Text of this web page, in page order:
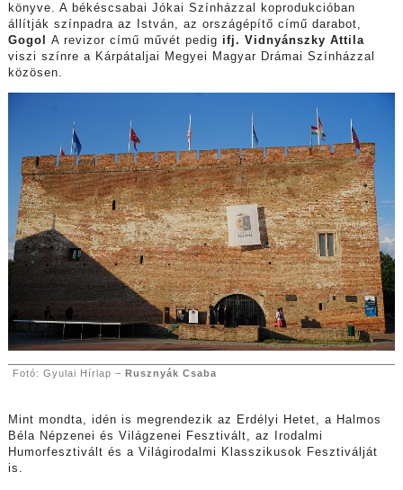
könyve. A békéscsabai Jókai Színházzal koprodukcióban
állítják színpadra az István, az országépítő című darabot,
Gogol A revizor című művét pedig ifj. Vidnyánszky Attila
viszi színre a Kárpátaljai Megyei Magyar Drámai Színházzal
közösen.
Fotó: Gyulai Hírlap – Rusznyák Csaba
Mint mondta, idén is megrendezik az Erdélyi Hetet, a Halmos
Béla Népzenei és Világzenei Fesztivált, az Irodalmi
Humorfesztivált és a Világirodalmi Klasszikusok Fesztiválját
is.